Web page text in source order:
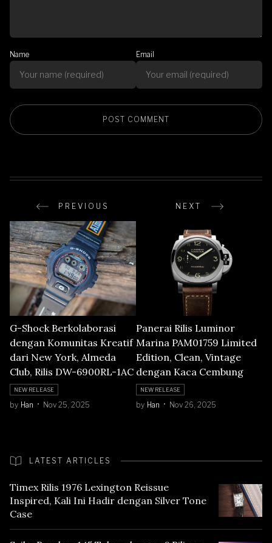
Name Email
PREVIOUS NEXT
G-Shock Berkolaborasi
dengan Komunitas Kreatif
dari New York, Almeda
Club, Rilis DW-6900RL-1AC
NEW RELEASE
by Han Nov 25, 2025
Panerai Rilis Luminor
Marina PAM01759 Limited
Edition, Clean, Vintage
dengan Kaca Cembung
NEW RELEASE
by Han Nov 26, 2025
LATEST ARTICLES
Timex Rilis 1976 Lexington Reissue
Inspired, Kali Ini Hadir dengan Silver Tone
Case